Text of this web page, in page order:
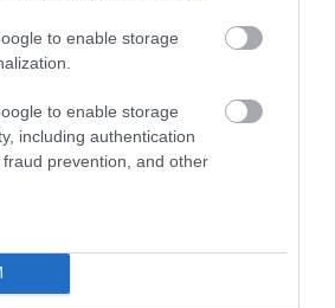
to enable storage
to enable storage
including authentication
prevention, and other
a tehenek, de